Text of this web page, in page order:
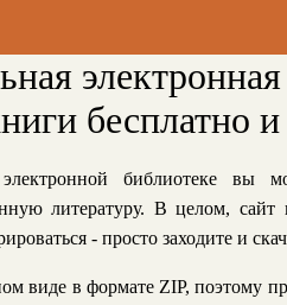
бесплатно
библиотеке вы
литературу. В целом,
- просто заходите и
виде в формате ZIP, поэтому